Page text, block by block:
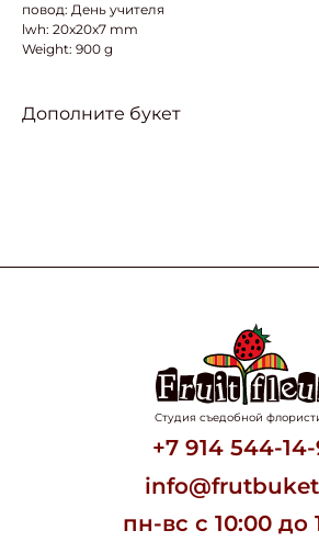
повод: День учителя
lwh: 20x20x7 mm
Weight: 900 g
Дополните букет
Студия съедобной
+7 914 544-14-
пн-вс с 10:00 до